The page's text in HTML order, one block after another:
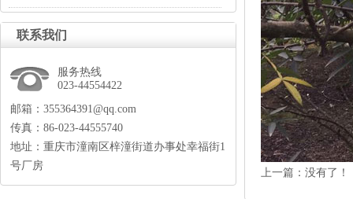
联系我们
服务热线
023-44554422
邮箱：355364391@qq.com
传真：86-023-44555740
地址：重庆市潼南区梓潼街道办事处幸福街1
号厂房
上一篇：没有了！